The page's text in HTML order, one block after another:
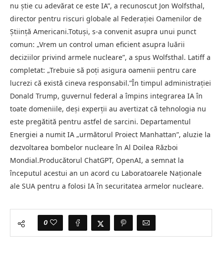
nu știe cu adevărat ce este IA”, a recunoscut Jon Wolfsthal,
director pentru riscuri globale al Federației Oamenilor de
Știință Americani.Totuși, s-a convenit asupra unui punct
comun: „Vrem un control uman eficient asupra luării
deciziilor privind armele nucleare”, a spus Wolfsthal. Latiff a
completat: „Trebuie să poți asigura oamenii pentru care
lucrezi că există cineva responsabil.”În timpul administrației
Donald Trump, guvernul federal a împins integrarea IA în
toate domeniile, deși experții au avertizat că tehnologia nu
este pregătită pentru astfel de sarcini. Departamentul
Energiei a numit IA „următorul Proiect Manhattan”, aluzie la
dezvoltarea bombelor nucleare în Al Doilea Război
Mondial.Producătorul ChatGPT, OpenAI, a semnat la
începutul acestui an un acord cu Laboratoarele Naționale
ale SUA pentru a folosi IA în securitatea armelor nucleare.
0